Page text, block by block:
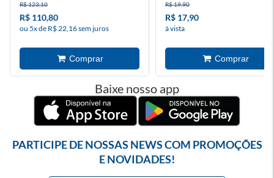
R$ 123,10
R$ 110,80
ou 5x de R$ 22,16 sem juros
R$ 19,90
R$ 17,90
à vista
Baixe nosso app
PARTICIPE DE NOSSAS NEWS COM PROMOÇÕES
E NOVIDADES!